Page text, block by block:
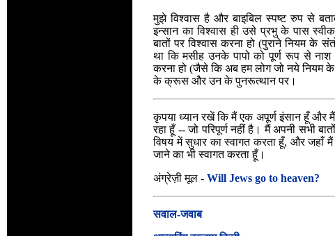
मुझे विश्वास है और बाइबिल स्पष्ट रुप से
इन्सान का विश्वास ही उसे प्रभु के पास
बातों पर विश्वास करना हो (पुराने नियम के
था कि मसीह उनके पापो को पूर्ण रूप से नाश
करना हो (जैसे कि अब हम लोग जो नये नियम
के क्रूस और उन के पुनरूत्थान पर।
कृपया ध्यान रखें कि मैं एक अपूर्ण इंसान हूँ और
रहा हूँ -- जो परिपूर्ण नहीं है। मैं अपनी सभी
विषय में सुधार का स्वागत करता हूँ, और जहाँ
जाने का भी स्वागत करता हूँ।
अंग्रेज़ी मूल - Will Jews go to heaven?
सवाल-जवाब